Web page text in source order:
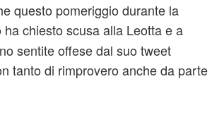
questo pomeriggio durante la
ha chiesto scusa alla Leotta e a
sentite offese dal suo tweet
tanto di rimprovero anche da parte